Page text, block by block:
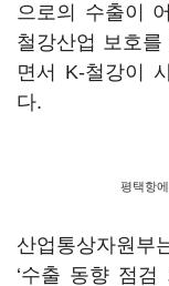
으로의 수출이
철강산업 보호
면서 K-철강이
다.
평택항
산업통상자원부
‘수출 동향 점검